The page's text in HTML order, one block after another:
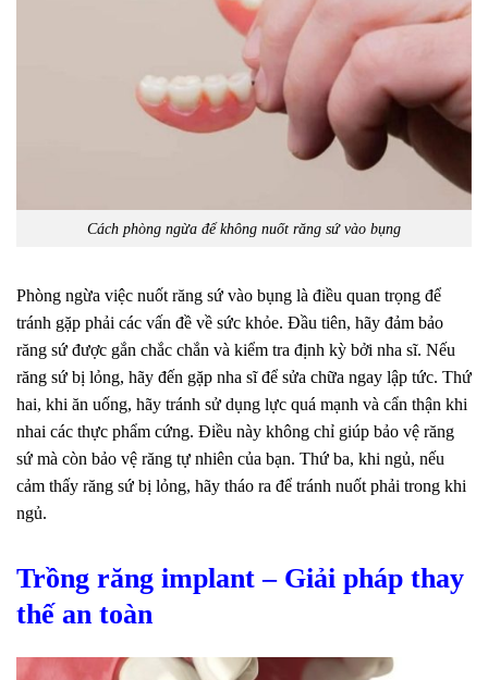
Cách phòng ngừa để không nuốt răng sứ vào bụng
Phòng ngừa việc nuốt răng sứ vào bụng là điều quan trọng để
tránh gặp phải các vấn đề về sức khỏe. Đầu tiên, hãy đảm bảo
răng sứ được gắn chắc chắn và kiểm tra định kỳ bởi nha sĩ. Nếu
răng sứ bị lỏng, hãy đến gặp nha sĩ để sửa chữa ngay lập tức. Thứ
hai, khi ăn uống, hãy tránh sử dụng lực quá mạnh và cẩn thận khi
nhai các thực phẩm cứng. Điều này không chỉ giúp bảo vệ răng
sứ mà còn bảo vệ răng tự nhiên của bạn. Thứ ba, khi ngủ, nếu
cảm thấy răng sứ bị lỏng, hãy tháo ra để tránh nuốt phải trong khi
ngủ.
Trồng răng implant – Giải pháp thay
thế an toàn